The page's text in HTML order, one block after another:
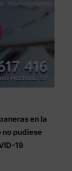
en la
no pudiese
19